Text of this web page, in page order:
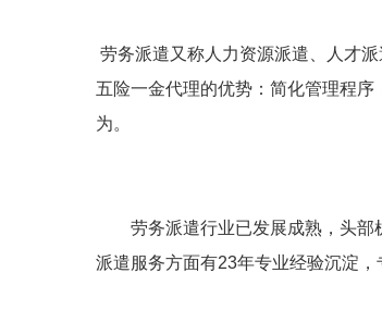
劳务派遣又称人力资源派遣、人才
五险一金代理的优势：简化管理程
为。
劳务派遣行业已发展成熟，头
派遣服务方面有23年专业经验沉淀